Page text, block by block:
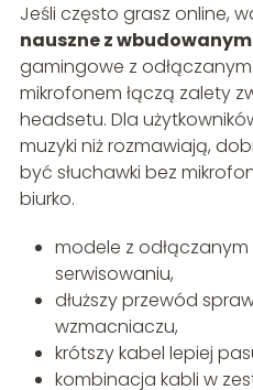
Jeśli często grasz online,
nauszne z
gamingowe z
mikrofonem łączą zalety
headsetu. Dla
muzyki niż rozmawiają,
być słuchawki bez
biurko.
modele z odłączanym
serwisowaniu,
dłuższy przewód
wzmacniaczu,
krótszy kabel lepiej
kombinacja kabli w